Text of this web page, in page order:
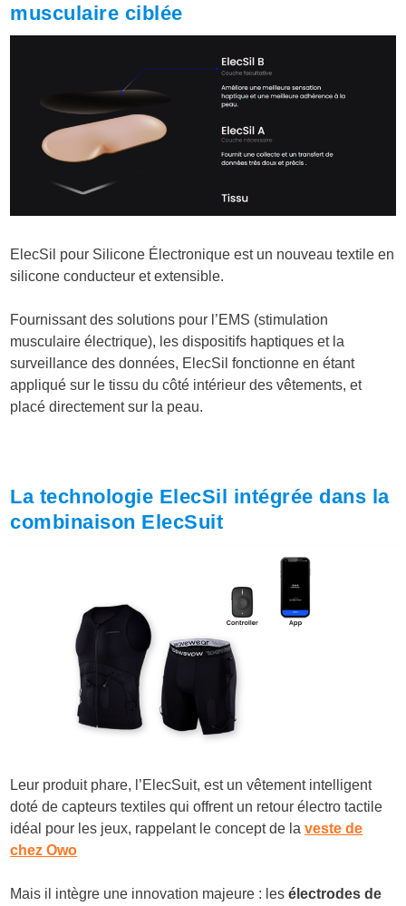
musculaire ciblée
ElecSil pour Silicone Électronique est un nouveau textile en
silicone conducteur et extensible.
Fournissant des solutions pour l’EMS (stimulation
musculaire électrique), les dispositifs haptiques et la
surveillance des données, ElecSil fonctionne en étant
appliqué sur le tissu du côté intérieur des vêtements, et
placé directement sur la peau.
La technologie ElecSil intégrée dans la
combinaison ElecSuit
Leur produit phare, l’ElecSuit, est un vêtement intelligent
doté de capteurs textiles qui offrent un retour électro tactile
idéal pour les jeux, rappelant le concept de laveste de
chez Owo
Mais il intègre une innovation majeure : lesélectrodes de